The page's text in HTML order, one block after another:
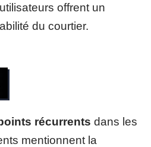
offrent un
du courtier.
récurrents dans les
mentionnent la